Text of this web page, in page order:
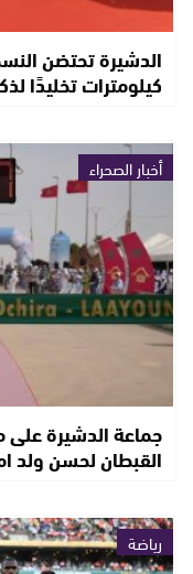
كيلومترات تخليدًا
أخبار الصحراء
جماعة الدشيرة على
القبطان لحسن ولد
رياضة